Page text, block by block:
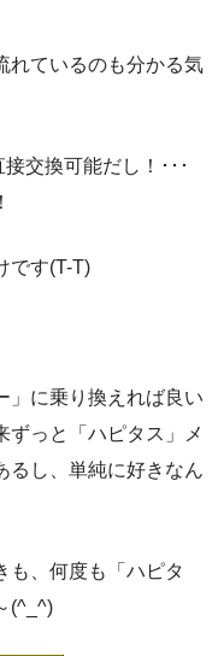
れているのも分かる気
交換可能だし！･･･
です(T-T)
」に乗り換えれば良い
ずっと「ハピタス」メ
るし、単純に好きなん
も、何度も「ハピタ
(^_^)